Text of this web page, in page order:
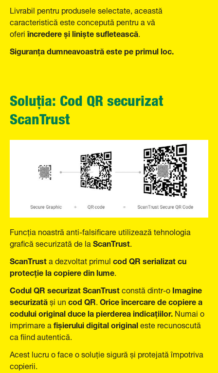
Livrabil pentru produsele selectate, această
caracteristică este concepută pentru a vă
oferiîncredere și liniște sufletească.
Siguranța dumneavoastră este pe primul loc.
Soluția: Cod QR securizat
ScanTrust
Funcția noastră anti-falsificare utilizează tehnologia
grafică securizată de laScanTrust.
ScanTrusta dezvoltat primulcod QR serializat cu
protecție la copiere din lume.
Codul QR securizat ScanTrustconstă dintr-oImagine
securizatăși uncod QR.Orice încercare de copiere a
codului original duce la pierderea indicațiilor.Numai o
imprimare afișierului digital originaleste recunoscută
ca fiind autentică.
Acest lucru o face o soluție sigură și protejată împotriva
copierii.